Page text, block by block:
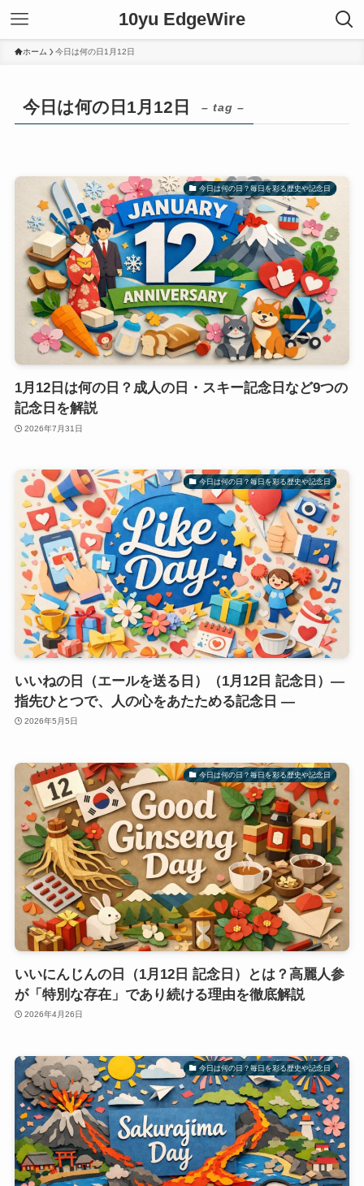
10yu EdgeWire
ホーム 今日は何の日1月12日
今日は何の日1月12日 – tag –
今日は何の日？毎日を彩る歴史や記念日
1月12日は何の日？成人の日・スキー記念日など9つの
記念日を解説
2026年7月31日
今日は何の日？毎日を彩る歴史や記念日
いいねの日（エールを送る日）（1月12日 記念日）―
指先ひとつで、人の心をあたためる記念日 ―
2026年5月5日
今日は何の日？毎日を彩る歴史や記念日
いいにんじんの日（1月12日 記念日）とは？高麗人参
が「特別な存在」であり続ける理由を徹底解説
2026年4月26日
今日は何の日？毎日を彩る歴史や記念日